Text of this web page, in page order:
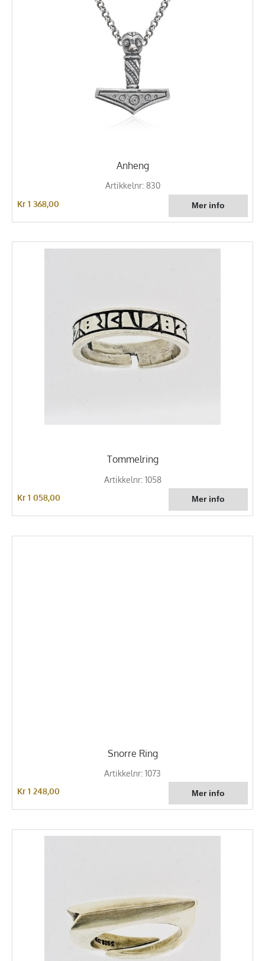
Anheng
Artikkelnr: 830
Kr 1 368,00
Tommelring
Artikkelnr: 1058
Kr 1 058,00
Snorre Ring
Artikkelnr: 1073
Kr 1 248,00